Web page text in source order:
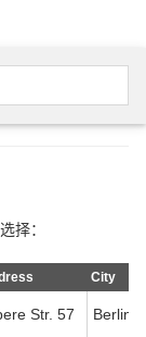
择：
City
Str. 57 Berlin